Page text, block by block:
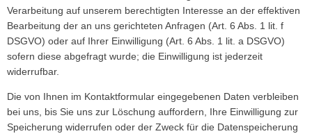
Verarbeitung auf unserem berechtigten Interesse an der effektiven
Bearbeitung der an uns gerichteten Anfragen (Art. 6 Abs. 1 lit. f
DSGVO) oder auf Ihrer Einwilligung (Art. 6 Abs. 1 lit. a DSGVO)
sofern diese abgefragt wurde; die Einwilligung ist jederzeit
widerrufbar.
Die von Ihnen im Kontaktformular eingegebenen Daten verbleiben
bei uns, bis Sie uns zur Löschung auffordern, Ihre Einwilligung zur
Speicherung widerrufen oder der Zweck für die Datenspeicherung